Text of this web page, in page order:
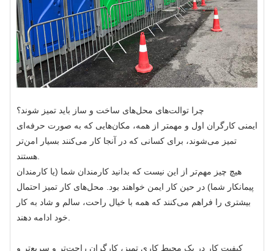
چرا توالت‌های محل‌های ساخت و ساز باید تمیز شوند؟
ایمنی کارگران اول و مهمتر از همه، مکان‌هایی که به صورت حرفه‌ای
تمیز می‌شوند، برای کسانی که در آنجا کار می‌کنند بسیار امن‌تر
هستند.
هیچ چیز مهم‌تر از این نیست که بدانید کارمندان شما (یا کارمندان
پیمانکار شما) در حین کار ایمن خواهند بود. محل‌های کار تمیز احتمال
بیشتری را فراهم می‌کنند که همه با خیال راحت، سالم و شاد به کار
خود ادامه دهند.
کیفیت کار در یک محیط کاری تمیز، کارگران راحت‌تر و سریع‌تر و